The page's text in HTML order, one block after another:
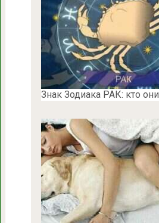
Знак Зодиака РАК: кто